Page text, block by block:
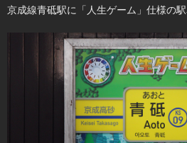
京成線青砥駅に「人生ゲーム」仕様の駅